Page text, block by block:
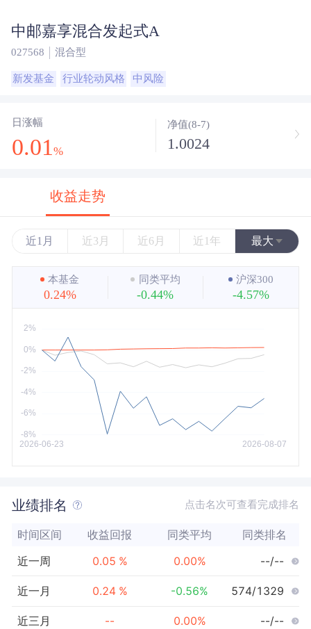
中邮嘉享混合发起式A
027568 混合型
新发基金 行业轮动风格 中风险
日涨幅
0.01 %
净值(8-7)
1.0024
收益走势
近1月 近3月 近6月 近1年 最大
近3年
近5年
本基金
0.24%
同类平均
-0.44%
沪深300
-4.57%
业绩排名 点击名次可查看完成排名
时间区间 收益回报 同类平均 同类排名
近一周 0.05 % 0.00% --/--
近一月 0.24 % -0.56% 574/1329
近三月 -- 0.00% --/--